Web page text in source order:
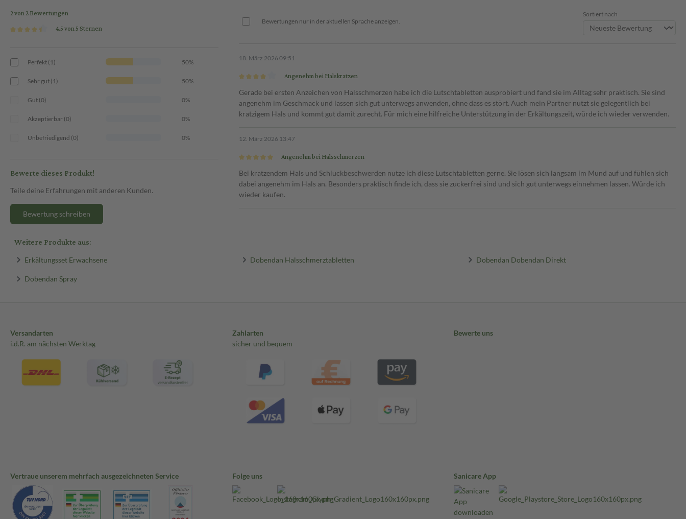
2 von 2 Bewertungen
4.5 von 5 Sternen
Perfekt (1) 50%
Sehr gut (1) 50%
Gut (0) 0%
Akzeptierbar (0) 0%
Unbefriedigend (0) 0%
Bewerte dieses Produkt!
Teile deine Erfahrungen mit anderen Kunden.
Bewertung schreiben
Bewertungen nur in der aktuellen Sprache anzeigen.
Sortiert nach
18. März 2026 09:51
Angenehm bei Halskratzen
Gerade bei ersten Anzeichen von Halsschmerzen habe ich die Lutschtabletten ausprobiert und fand sie im Alltag sehr praktisch. Sie sind
angenehm im Geschmack und lassen sich gut unterwegs anwenden, ohne dass es stört. Auch mein Partner nutzt sie gelegentlich bei
kratzigem Hals und kommt gut damit zurecht. Für mich eine hilfreiche Unterstützung in der Erkältungszeit, würde ich wieder verwenden.
12. März 2026 13:47
Angenehm bei Halsschmerzen
Bei kratzendem Hals und Schluckbeschwerden nutze ich diese Lutschtabletten gerne. Sie lösen sich langsam im Mund auf und fühlen sich
dabei angenehm im Hals an. Besonders praktisch finde ich, dass sie zuckerfrei sind und sich gut unterwegs einnehmen lassen. Würde ich
wieder kaufen.
Weitere Produkte aus:
Erkältungsset Erwachsene Dobendan Halsschmerztabletten Dobendan Dobendan Direkt
Dobendan Spray
Versandarten
i.d.R. am nächsten Werktag
Zahlarten
sicher und bequem
Bewerte uns
Vertraue unserem mehrfach ausgezeichneten Service Folge uns Sanicare App